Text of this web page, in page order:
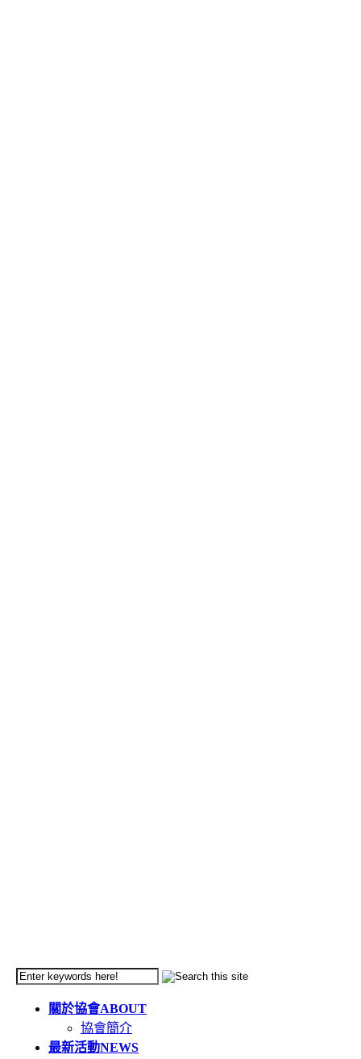
關於協會ABOUT
協會簡介
最新活動NEWS